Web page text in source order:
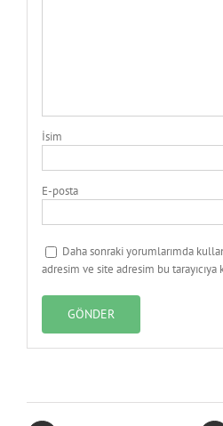
İsim
E-posta
Daha sonraki yorumlarımda
adresim ve site adresim bu tarayıcıya